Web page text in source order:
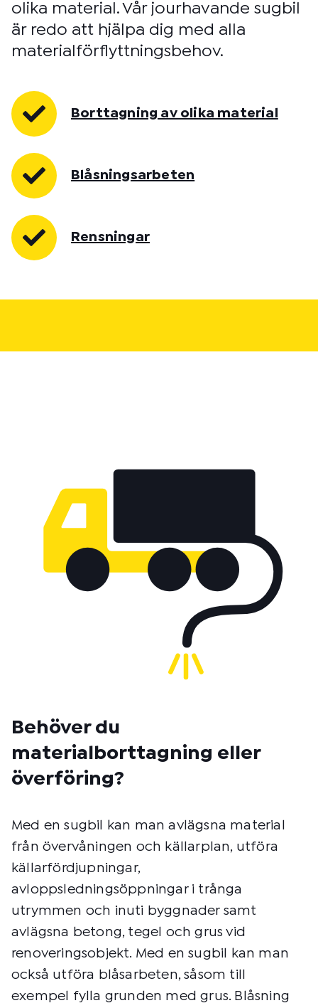
olika material. Vår jourhavande sugbil
är redo att hjälpa dig med alla
materialförflyttningsbehov.
Borttagning av olika material
Blåsningsarbeten
Rensningar
Behöver du
materialborttagning eller
överföring?
Med en sugbil kan man avlägsna material
från övervåningen och källarplan, utföra
källarfördjupningar,
avloppsledningsöppningar i trånga
utrymmen och inuti byggnader samt
avlägsna betong, tegel och grus vid
renoveringsobjekt. Med en sugbil kan man
också utföra blåsarbeten, såsom till
exempel fylla grunden med grus. Blåsning